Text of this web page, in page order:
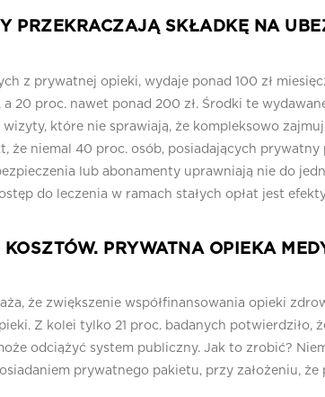
PRZEKRACZAJĄ SKŁADKĘ NA
z prywatnej opieki, wydaje ponad 100 zł
20 proc. nawet ponad 200 zł. Środki te
które nie sprawiają, że kompleksowo
że niemal 40 proc. osób, posiadających prywatny
lub abonamenty uprawniają nie do
do leczenia w ramach stałych opłat jest
PRYWATNA OPIEKA
że zwiększenie współfinansowania opieki
Z kolei tylko 21 proc. badanych potwierdziło,
odciążyć system publiczny. Jak to zrobić?
prywatnego pakietu, przy założeniu,